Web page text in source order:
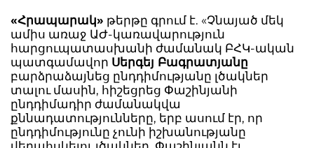
«Հրապարակ» թերթը գրում է. «Չնայած մեկ
ամիս առաջ ԱԺ-կառավարություն
հարցուպատասխանի ժամանակ ԲՀԿ-ական
պատգամավոր Սերգեյ Բագրատյանը
բարձրաձայնեց ընդդիմությանը լծակներ
տալու մասին, հիշեցրեց Փաշինյանի
ընդդիմադիր ժամանակվա
քննադատությունները, երբ ասում էր, որ
ընդդիմությունը չունի իշխանությանը